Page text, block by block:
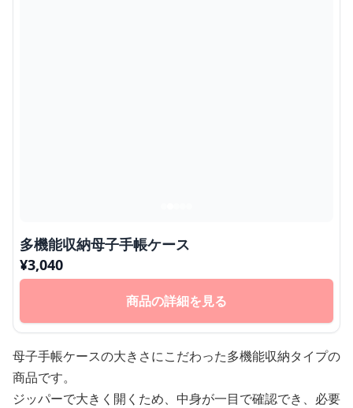
多機能収納母子手帳ケース
¥3,040
商品の詳細を見る
母子手帳ケースの大きさにこだわった多機能収納タイプの
商品です。
ジッパーで大きく開くため、中身が一目で確認でき、必要